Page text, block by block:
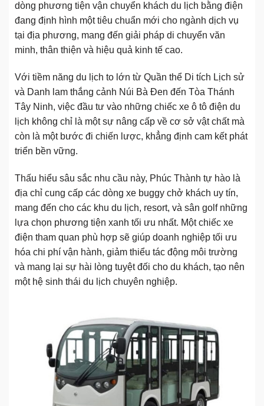
dòng phương tiện vận chuyển khách du lịch bằng điện
đang định hình một tiêu chuẩn mới cho ngành dịch vụ
tại địa phương, mang đến giải pháp di chuyển văn
minh, thân thiện và hiệu quả kinh tế cao.
Với tiềm năng du lịch to lớn từ Quần thể Di tích Lịch sử
và Danh lam thắng cảnh Núi Bà Đen đến Tòa Thánh
Tây Ninh, việc đầu tư vào những chiếc xe ô tô điện du
lịch không chỉ là một sự nâng cấp về cơ sở vật chất mà
còn là một bước đi chiến lược, khẳng định cam kết phát
triển bền vững.
Thấu hiểu sâu sắc nhu cầu này, Phúc Thành tự hào là
địa chỉ cung cấp các dòng xe buggy chở khách uy tín,
mang đến cho các khu du lịch, resort, và sân golf những
lựa chọn phương tiện xanh tối ưu nhất. Một chiếc xe
điện tham quan phù hợp sẽ giúp doanh nghiệp tối ưu
hóa chi phí vận hành, giảm thiểu tác động môi trường
và mang lại sự hài lòng tuyệt đối cho du khách, tạo nên
một hệ sinh thái du lịch chuyên nghiệp.